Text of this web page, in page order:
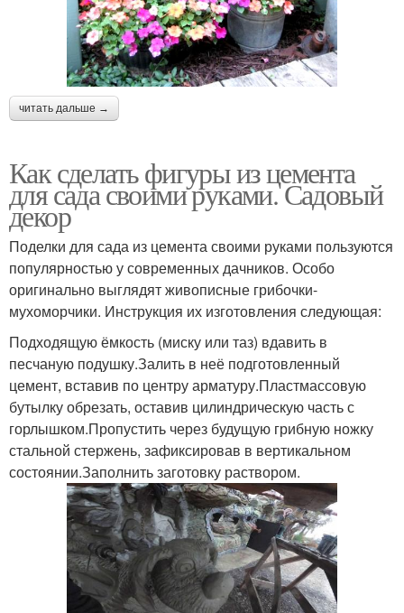
читать дальше →
Как сделать фигуры из цемента
для сада своими руками. Садовый
декор
Поделки для сада из цемента своими руками пользуются
популярностью у современных дачников. Особо
оригинально выглядят живописные грибочки-
мухоморчики. Инструкция их изготовления следующая:
Подходящую ёмкость (миску или таз) вдавить в
песчаную подушку.Залить в неё подготовленный
цемент, вставив по центру арматуру.Пластмассовую
бутылку обрезать, оставив цилиндрическую часть с
горлышком.Пропустить через будущую грибную ножку
стальной стержень, зафиксировав в вертикальном
состоянии.Заполнить заготовку раствором.